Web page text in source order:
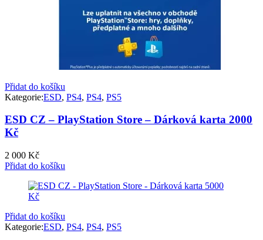
Přidat do košíku
Kategorie:ESD, PS4, PS4, PS5
ESD CZ – PlayStation Store – Dárková karta 2000
Kč
2 000 Kč
Přidat do košíku
Přidat do košíku
Kategorie:ESD, PS4, PS4, PS5